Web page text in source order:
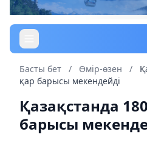
Басты бет / Өмір-өзен /
қар барысы мекендейді
Қазақстанда
барысы